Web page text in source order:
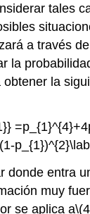
tales
a través
la
la
donde entra
muy
se aplica a